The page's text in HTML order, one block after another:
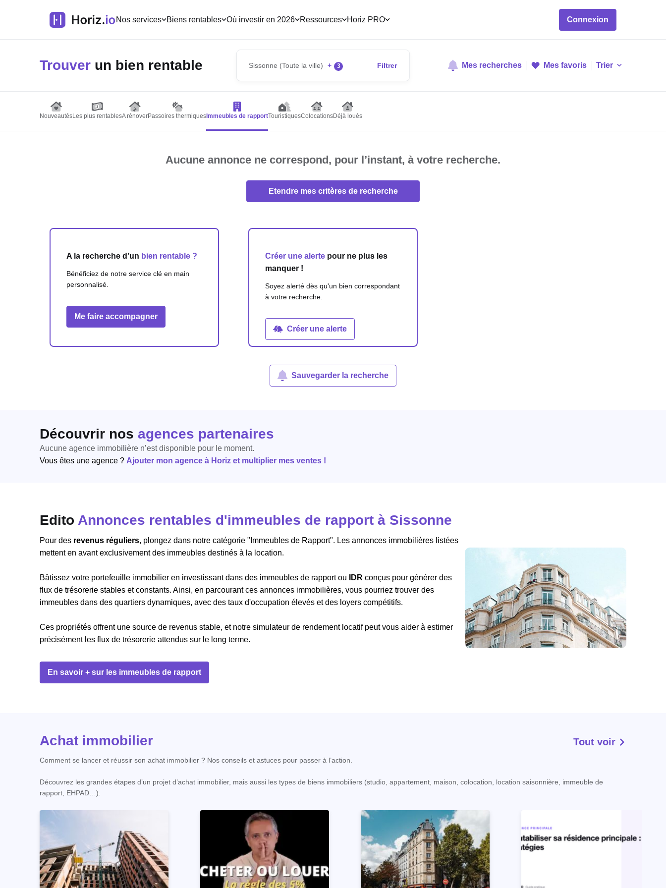
Nos services Biens rentables Où investir en 2026 Ressources Horiz PRO Connexion
Trouver un bien rentable Sissonne (Toute la ville) + 3 Filtrer Mes recherches Mes favoris Trier
NouveautésLes plus rentablesA rénoverPassoires thermiques Immeubles de rapportTouristiquesColocationsDéjà loués
Aucune annonce ne correspond, pour l’instant, à votre recherche.
Etendre mes critères de recherche
A la recherche d’un bien rentable ?
Bénéficiez de notre service clé en main
personnalisé.
Me faire accompagner
Créer une alertepour ne plus les
manquer !
Soyez alerté dès qu'un bien correspondant
à votre recherche.
Créer une alerte
Sauvegarder la recherche
Découvrir nos agences partenaires
Aucune agence immobilière n’est disponible pour le moment.
Vous êtes une agence ? Ajouter mon agence à Horiz et multiplier mes ventes !
Edito Annonces rentables d'immeubles de rapport à Sissonne
Pour des revenus réguliers, plongez dans notre catégorie "Immeubles de Rapport". Les annonces immobilières listées
mettent en avant exclusivement des immeubles destinés à la location.
Bâtissez votre portefeuille immobilier en investissant dans des immeubles de rapport ou IDR conçus pour générer des
flux de trésorerie stables et constants. Ainsi, en parcourant ces annonces immobilières, vous pourriez trouver des
immeubles dans des quartiers dynamiques, avec des taux d'occupation élevés et des loyers compétitifs.
Ces propriétés offrent une source de revenus stable, et notre simulateur de rendement locatif peut vous aider à estimer
précisément les flux de trésorerie attendus sur le long terme.
En savoir + sur les immeubles de rapport
Achat immobilier Tout voir
Comment se lancer et réussir son achat immobilier ? Nos conseils et astuces pour passer à l’action.
Découvrez les grandes étapes d’un projet d’achat immobilier, mais aussi les types de biens immobiliers (studio, appartement, maison, colocation, location saisonnière, immeuble de
rapport, EHPAD…).